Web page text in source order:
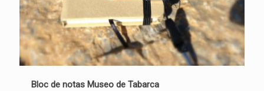
Bloc de notas Museo de Tabarca